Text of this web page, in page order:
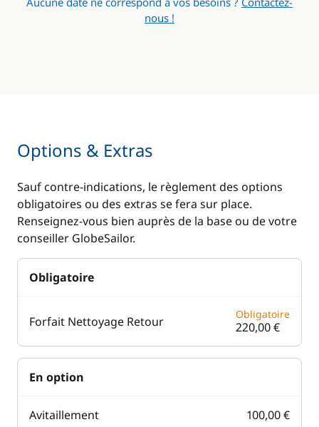
nous !
Options & Extras
Sauf contre-indications, le règlement des options
obligatoires ou des extras se fera sur place.
Renseignez-vous bien auprès de la base ou de votre
conseiller GlobeSailor.
Obligatoire
Forfait Nettoyage Retour Obligatoire
220,00 €
En option
Avitaillement 100,00 €